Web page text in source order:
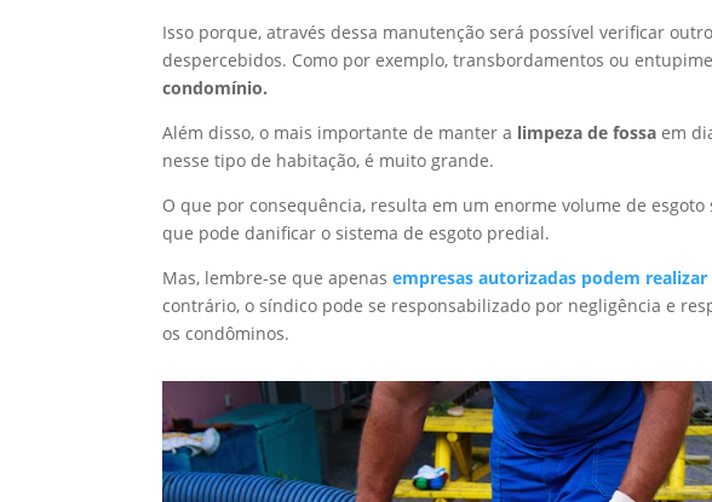
Isso porque, através dessa manutenção será possível verificar
despercebidos. Como por exemplo, transbordamentos ou
condomínio.
Além disso, o mais importante de manter a limpeza de fossa em
nesse tipo de habitação, é muito grande.
O que por consequência, resulta em um enorme volume de
que pode danificar o sistema de esgoto predial.
Mas, lembre-se que apenasempresas autorizadas podem
contrário, o síndico pode se responsabilizado por negligência e
os condôminos.